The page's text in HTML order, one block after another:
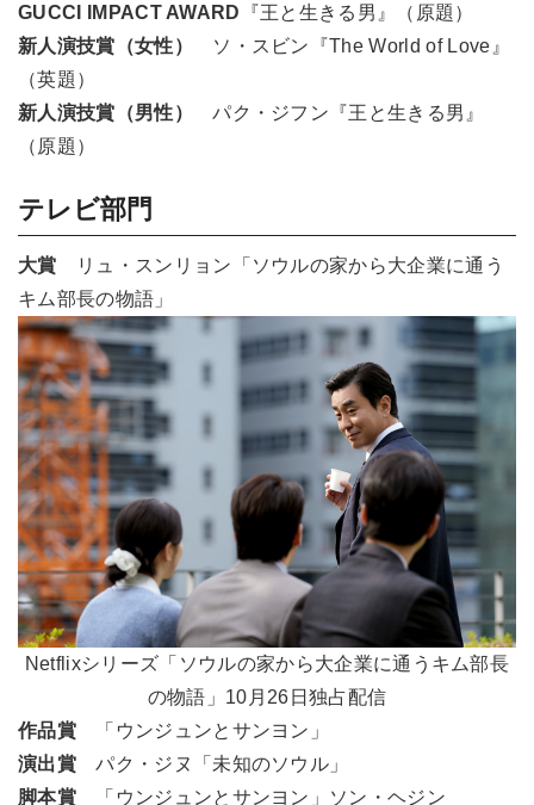
GUCCI IMPACT AWARD
『王と生きる男』（原題）
新人演技賞（女性）
ソ・スビン『The World of Love』
（英題）
新人演技賞（男性）
パク・ジフン『王と生きる男』
（原題）
テレビ部門
大賞
リュ・スンリョン「ソウルの家から大企業に通う
キム部長の物語」
Netflixシリーズ「ソウルの家から大企業に通うキム部長
の物語」10月26日独占配信
作品賞
「ウンジュンとサンヨン」
演出賞パク・ジヌ「未知のソウル」
脚本賞
「ウンジュンとサンヨン」ソン・ヘジン